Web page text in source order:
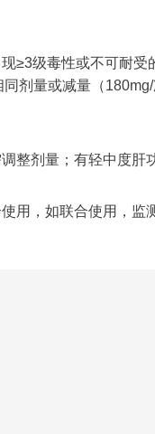
≥3级毒性或不可耐
剂量或减量（
整剂量；有轻中度肝
用，如联合使用，监